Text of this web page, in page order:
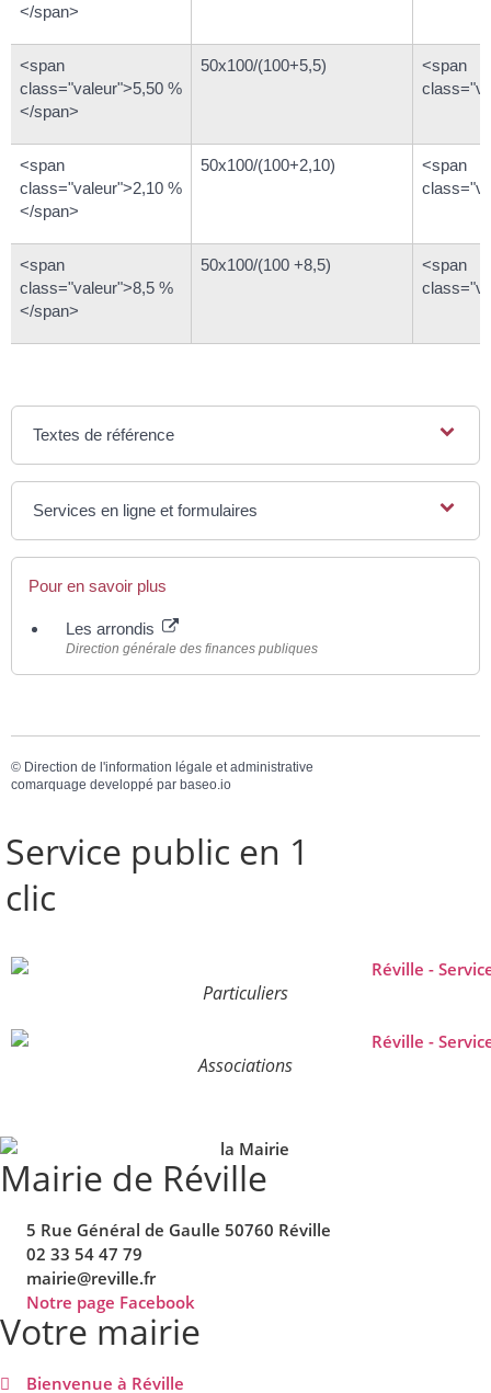
</span>
<span
class="valeur">5,50 %
</span>
50x100/(100+5,5)
<span
<span
class="valeur">2,10 %
</span>
50x100/(100+2,10)
<span
<span
class="valeur">8,5 %
</span>
50x100/(100 +8,5)
<span
Textes de référence
Services en ligne et formulaires
Pour en savoir plus
Les arrondis
Direction générale des finances publiques
© Direction de l'information légale et administrative
comarquage developpé par baseo.io
Service public en 1
clic
Particuliers
Associations
Mairie de Réville
5 Rue Général de Gaulle 50760 Réville
02 33 54 47 79
mairie@reville.fr
Notre page Facebook
Votre mairie
Bienvenue à Réville